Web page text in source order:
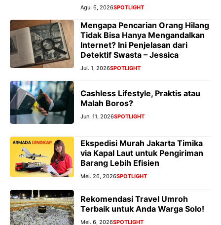
Agu. 6, 2026SPOTLIGHT
Mengapa Pencarian Orang Hilang
Tidak Bisa Hanya Mengandalkan
Internet? Ini Penjelasan dari
Detektif Swasta – Jessica
Jul. 1, 2026SPOTLIGHT
Cashless Lifestyle, Praktis atau
Malah Boros?
Jun. 11, 2026SPOTLIGHT
Ekspedisi Murah Jakarta Timika
via Kapal Laut untuk Pengiriman
Barang Lebih Efisien
Mei. 26, 2026SPOTLIGHT
Rekomendasi Travel Umroh
Terbaik untuk Anda Warga Solo!
Mei. 6, 2026SPOTLIGHT